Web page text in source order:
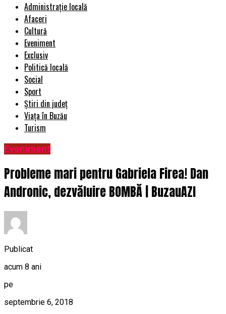
Administrație locală
Afaceri
Cultură
Eveniment
Exclusiv
Politică locală
Social
Sport
Știri din județ
Viața în Buzău
Turism
Eveniment
Probleme mari pentru Gabriela Firea! Dan
Andronic, dezvăluire BOMBĂ | BuzauAZI
Publicat
acum 8 ani
pe
septembrie 6, 2018